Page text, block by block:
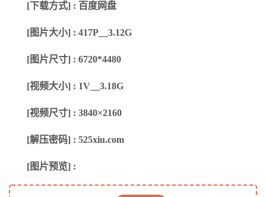
[下载方式] : 百度网盘
[图片大小] : 417P__3.12G
[图片尺寸] : 6720*4480
[视频大小] : 1V__3.18G
[视频尺寸] : 3840×2160
[解压密码] : 525xiu.com
[图片预览] :